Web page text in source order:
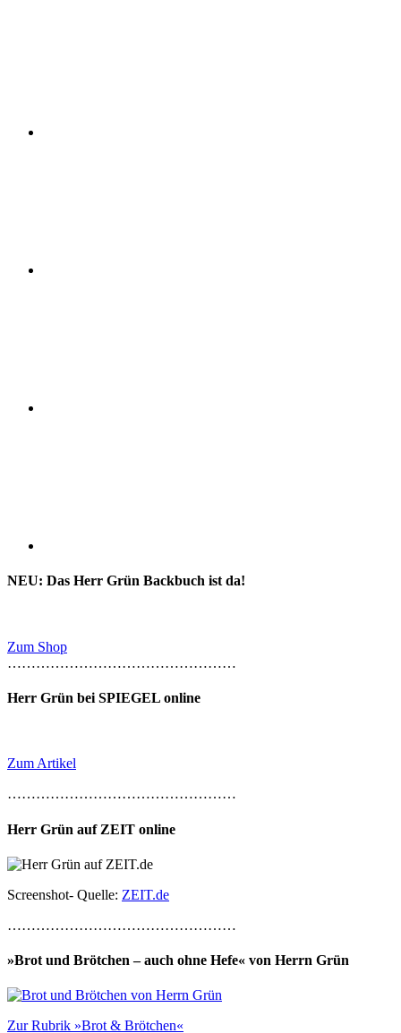
NEU: Das Herr Grün Backbuch ist da!
Zum Shop
…………………………………………
Herr Grün bei SPIEGEL online
Zum Artikel
…………………………………………
Herr Grün auf ZEIT online
Screenshot- Quelle: ZEIT.de
…………………………………………
»Brot und Brötchen – auch ohne Hefe« von Herrn Grün
Zur Rubrik »Brot & Brötchen«